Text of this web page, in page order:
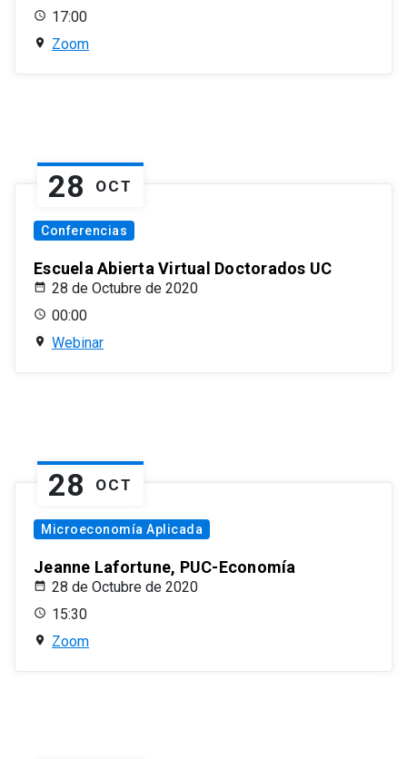
17:00
Zoom
28 OCT
Conferencias
Escuela Abierta Virtual Doctorados UC
28 de Octubre de 2020
00:00
Webinar
28 OCT
Microeconomía Aplicada
Jeanne Lafortune, PUC-Economía
28 de Octubre de 2020
15:30
Zoom